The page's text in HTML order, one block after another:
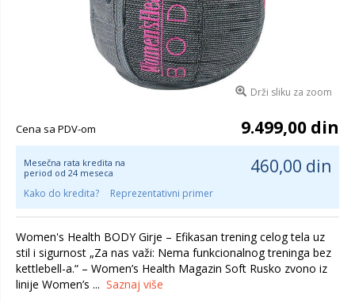
Drži sliku za zoom
Cena sa PDV-om 9.499,00 din
Mesečna rata kredita na
period od 24 meseca
460,00 din
Kako do kredita? Reprezentativni primer
Women's Health BODY Girje – Efikasan trening celog tela uz
stil i sigurnost „Za nas važi: Nema funkcionalnog treninga bez
kettlebell-a.“ – Women’s Health Magazin Soft Rusko zvono iz
linije Women’s ... Saznaj više